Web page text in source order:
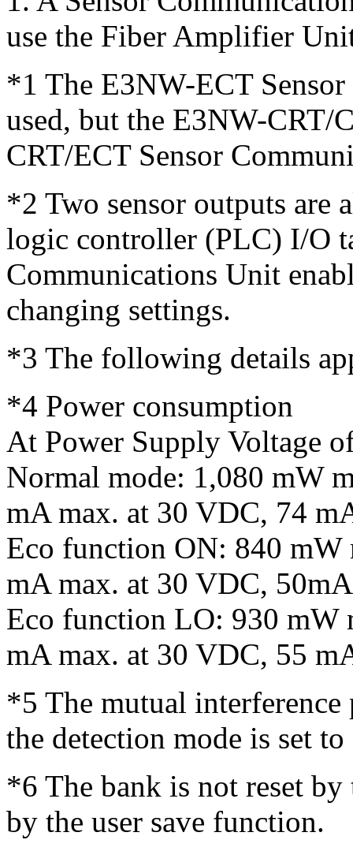
use the Fiber Amplifier
*1 The E3NW-ECT
used, but the E3NW-
CRT/ECT Sensor
*2 Two sensor outputs are
logic controller (PLC) I/O
Communications Unit
changing settings.
*3 The following details
*4 Power consumption
At Power Supply Voltage
Normal mode: 1,080 mW
mA max. at 30 VDC, 74
Eco function ON: 840 mW
mA max. at 30 VDC,
Eco function LO: 930 mW
mA max. at 30 VDC, 55
*5 The mutual
the detection mode is set
*6 The bank is not reset
by the user save function.